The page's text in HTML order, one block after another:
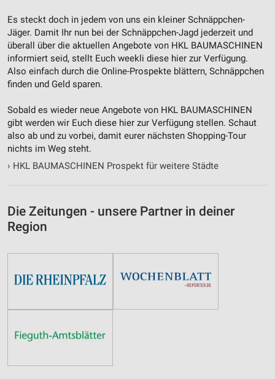
Es steckt doch in jedem von uns ein kleiner Schnäppchen-
Jäger. Damit Ihr nun bei der Schnäppchen-Jagd jederzeit und
überall über die aktuellen Angebote von HKL BAUMASCHINEN
informiert seid, stellt Euch weekli diese hier zur Verfügung.
Also einfach durch die Online-Prospekte blättern, Schnäppchen
finden und Geld sparen.
Sobald es wieder neue Angebote von HKL BAUMASCHINEN
gibt werden wir Euch diese hier zur Verfügung stellen. Schaut
also ab und zu vorbei, damit eurer nächsten Shopping-Tour
nichts im Weg steht.
› HKL BAUMASCHINEN Prospekt für weitere Städte
Die Zeitungen - unsere Partner in deiner
Region
Verwendung genauer Standortdaten
Geräte anhand von aktiv angeforderten
Informationen identifizieren
Nicht-IAB-Verarbeitungszwecke:
Notwendig
Performance
Funktional
Werbung